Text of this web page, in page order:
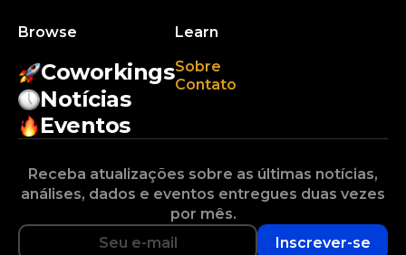
Browse
Coworkings
Notícias
Eventos
Learn
Sobre
Contato
Receba atualizações sobre as últimas notícias,
análises, dados e eventos entregues duas vezes
por mês.
Inscrever-se